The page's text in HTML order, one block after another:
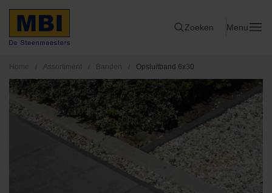
Zoeken Menu
Home / Assortiment / Banden / Opsluitband 6x30